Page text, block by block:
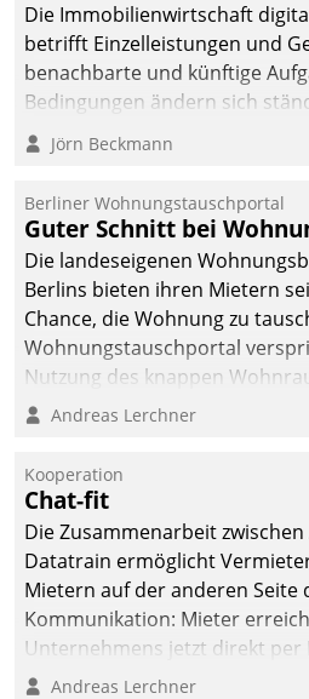
Die Immobilienwirtschaft
betrifft Einzelleistungen und
benachbarte und künftige
Bedingungen ändern sich
technisch die Kontrolle
fürs Wachsen öffnen?
Jörn Beckmann
Berliner Wohnungstauschportal
Guter Schnitt bei
Die landeseigenen
Berlins bieten ihren Mietern
Chance, die Wohnung zu
Wohnungstauschportal
Nutzung des knappen
Anwendungsfall für Datatrains
Unternehmen.
Andreas Lerchner
Kooperation
Chat-fit
Die Zusammenarbeit zwischen
Datatrain ermöglicht
Mietern auf der anderen Seite
Kommunikation: Mieter
Unternehmens jetzt direkt per
Mitarbeiter oder Dienstleister
Andreas Lerchner